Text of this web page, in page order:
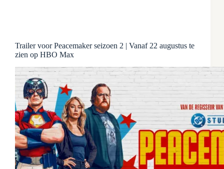
Trailer voor Peacemaker seizoen 2 | Vanaf 22 augustus te
zien op HBO Max